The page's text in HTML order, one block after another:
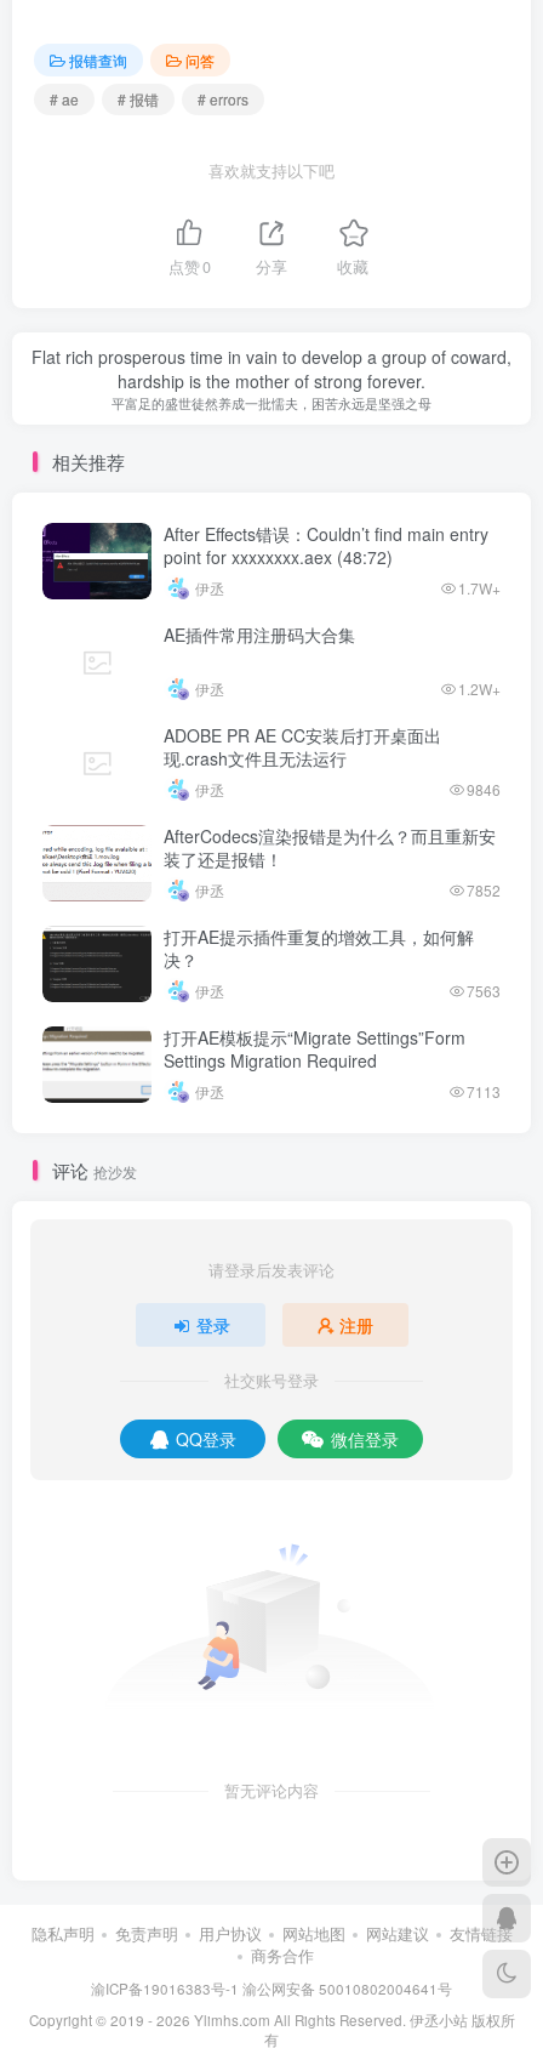
报错查询
问答
# ae
# 报错 # errors
喜欢就支持以下吧
点赞0 分享 收藏
Flat rich prosperous time in vain to develop a group of coward,
hardship is the mother of strong forever.
平富足的盛世徒然养成一批懦夫，困苦永远是坚强之母
相关推荐
After Effects错误：Couldn’t find main entry
point for xxxxxxxx.aex (48:72)
伊丞 1.7W+
AE插件常用注册码大合集
伊丞 1.2W+
ADOBE PR AE CC安装后打开桌面出
现.crash文件且无法运行
伊丞 9846
AfterCodecs渲染报错是为什么？而且重新安
装了还是报错！
伊丞 7852
打开AE提示插件重复的增效工具，如何解
决？
伊丞 7563
打开AE模板提示“Migrate Settings”Form
Settings Migration Required
伊丞 7113
评论 抢沙发
请登录后发表评论
登录 注册
社交账号登录
QQ登录 微信登录
暂无评论内容
隐私声明 免责声明 用户协议 网站地图 网站建议
友情链接
商务合作
渝ICP备19016383号-1 渝公网安备 50010802004641号
Copyright © 2019 - 2026 Ylimhs.com All Rights Reserved. 伊丞小站 版权所
有